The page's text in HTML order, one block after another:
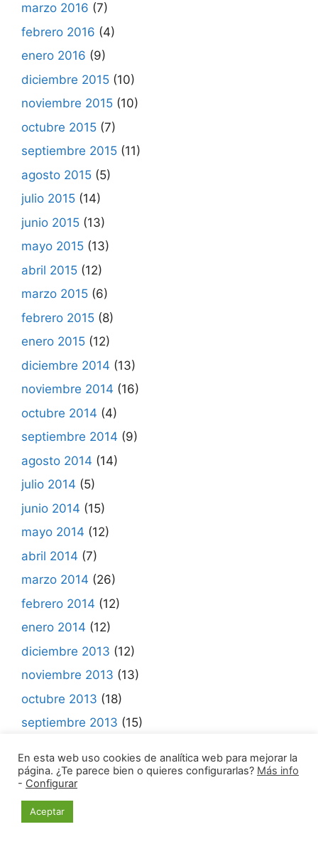
marzo 2016 (7)
febrero 2016 (4)
enero 2016 (9)
diciembre 2015 (10)
noviembre 2015 (10)
octubre 2015 (7)
septiembre 2015 (11)
agosto 2015 (5)
julio 2015 (14)
junio 2015 (13)
mayo 2015 (13)
abril 2015 (12)
marzo 2015 (6)
febrero 2015 (8)
enero 2015 (12)
diciembre 2014 (13)
noviembre 2014 (16)
octubre 2014 (4)
septiembre 2014 (9)
agosto 2014 (14)
julio 2014 (5)
junio 2014 (15)
mayo 2014 (12)
abril 2014 (7)
marzo 2014 (26)
febrero 2014 (12)
enero 2014 (12)
diciembre 2013 (12)
noviembre 2013 (13)
octubre 2013 (18)
septiembre 2013 (15)
julio 2013 (10)
junio 2013
mayo 2013
En esta web uso cookies de analítica web para mejorar la
página. ¿Te parece bien o quieres configurarlas? Más info
- Configurar
Aceptar